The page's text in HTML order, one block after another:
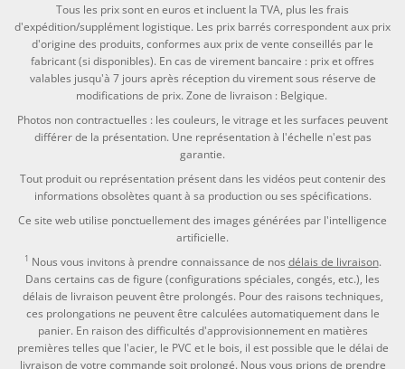
Tous les prix sont en euros et incluent la TVA, plus les frais
d'expédition/supplément logistique. Les prix barrés correspondent aux prix
d'origine des produits, conformes aux prix de vente conseillés par le
fabricant (si disponibles). En cas de virement bancaire : prix et offres
valables jusqu'à 7 jours après réception du virement sous réserve de
modifications de prix. Zone de livraison : Belgique.
Photos non contractuelles : les couleurs, le vitrage et les surfaces peuvent
différer de la présentation. Une représentation à l'échelle n'est pas
garantie.
Tout produit ou représentation présent dans les vidéos peut contenir des
informations obsolètes quant à sa production ou ses spécifications.
Ce site web utilise ponctuellement des images générées par l'intelligence
artificielle.
1 Nous vous invitons à prendre connaissance de nos délais de livraison.
Dans certains cas de figure (configurations spéciales, congés, etc.), les
délais de livraison peuvent être prolongés. Pour des raisons techniques,
ces prolongations ne peuvent être calculées automatiquement dans le
panier. En raison des difficultés d'approvisionnement en matières
premières telles que l'acier, le PVC et le bois, il est possible que le délai de
livraison de votre commande soit prolongé. Nous vous prions de prendre